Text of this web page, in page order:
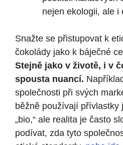
nejen ekologii, ale i
Snažte se přistupovat k
čokolády jako k báječné
Stejně jako v životě, i v
spousta nuancí.
společnosti při svých
běžně používají přívlastky
„bio,“ ale realita je často
podívat, zda tyto